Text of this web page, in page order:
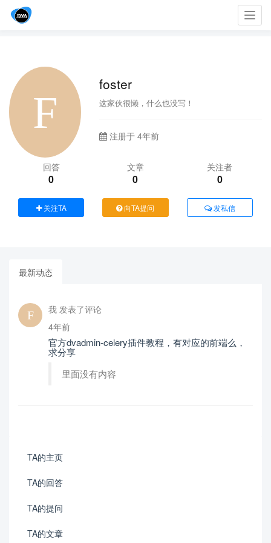
foster
这家伙很懒，什么也没写！
注册于 4年前
回答
0
文章
0
关注者
0
关注TA 向TA提问 发私信
最新动态
我 发表了评论
4年前
官方dvadmin-celery插件教程，有对应的前端么，
求分享
里面没有内容
TA的主页
TA的回答
TA的提问
TA的文章